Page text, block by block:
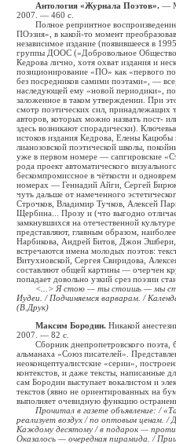
Антология «Журнала Поэтов». —
2007. — 460 с.
Полное репринтное воспроизведение
ПОэзия», в какой-то момент
независимое издание (появившееся в
группы ДООС («Добровольное
Кедрова лично, хотя охват издания и
позиционирование «ПО» как «первого
без посредников самими поэтами», —
наследующей ему «новой периодики»,
заложенное в таком утверждении. При
смотр поэтических сил, принадлежащих
авторов, которых можно назвать пост-
здесь возникают спорадически).
истоков издания Кедрова, Елены
лианозовской поэтической школы,
уже в первом номере — сапгировские
рода проект автоматического
бескомпромиссное в чёткости и
номерах — Геннадий Айги, Сергей
чуть дальше от намеченного
Строчков, Владимир Тучков, Алексей
Щербина... Прозу и (что выгодно
замкнувшихся на отечественной
представляют, главным образом,
Нарбикова, Андрей Битов, Джон
встречаются имена молодых поэтов:
Витухновской, Сергея Свиридова,
составляют общей картины — очерчен
попадает довольно узкий срез поэзии
<...> Я стою — ты стоишь — мы
Иудеи. / Подчиняемся варварам. /
(В.Друк)
Максим Бородин. Никакой
2007. — 82 с.
Сборник днепропетровского поэта,
альманаха «Союз писателей».
неоконцептуалистские «серии»,
контекстов, и даже тексты, написанные
сам Бородин выступает вокалистом и
текстов (явно не ориентированных на
выполняет очевидную функцию
Прочитал в газете объявление: /
реализует воздух / по оптовым ценам. /
Каждому десятому / в подарок —
Оказалось — очередная пирамида. /